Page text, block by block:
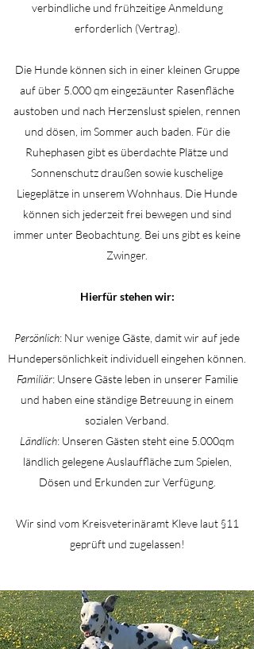
verbindliche und frühzeitige Anmeldung
erforderlich (Vertrag).
Die Hunde können sich in einer kleinen Gruppe
auf über 5.000 qm eingezäunter Rasenfläche
austoben und nach Herzenslust spielen, rennen
und dösen, im Sommer auch baden. Für die
Ruhephasen gibt es überdachte Plätze und
Sonnenschutz draußen sowie kuschelige
Liegeplätze in unserem Wohnhaus. Die Hunde
können sich jederzeit frei bewegen und sind
immer unter Beobachtung. Bei uns gibt es keine
Zwinger.
Hierfür stehen wir:
Persönlich: Nur wenige Gäste, damit wir auf jede
Hundepersönlichkeit individuell eingehen können.
Familiär: Unsere Gäste leben in unserer Familie
und haben eine ständige Betreuung in einem
sozialen Verband.
Ländlich: Unseren Gästen steht eine 5.000qm
ländlich gelegene Auslauffläche zum Spielen,
Dösen und Erkunden zur Verfügung.
Wir sind vom Kreisveterinäramt Kleve laut §11
geprüft und zugelassen!